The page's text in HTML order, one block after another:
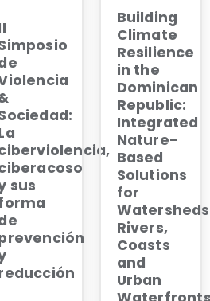
sus
Building
Climate
Resilience
in the
Dominican
Republic:
Integrated
Nature-
Based
Solutions
for
Rivers,
Coasts
and
Urban